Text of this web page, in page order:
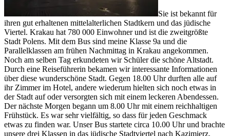
Sie ist bekannt für
ihren gut erhaltenen mittelalterlichen Stadtkern und das jüdische
Viertel. Krakau hat 780 000 Einwohner und ist die zweitgrößte
Stadt Polens. Mit dem Bus sind meine Klasse 9a und die
Parallelklassen am frühen Nachmittag in Krakau angekommen.
Noch am selben Tag erkundeten wir Schüler die schöne Altstadt.
Durch eine Reiseführerin bekamen wir interessante Informationen
über diese wunderschöne Stadt. Gegen 18.00 Uhr durften alle auf
ihr Zimmer im Hotel, andere wiederum hielten sich noch etwas in
der Stadt auf oder versorgten sich mit einem leckeren Abendessen.
Der nächste Morgen begann um 8.00 Uhr mit einem reichhaltigen
Frühstück. Es war sehr vielfältig, so dass für jeden Geschmack
etwas zu finden war. Unser Bus startete circa 10.00 Uhr und brachte
unsere drei Klassen in das jüdische Stadtviertel nach Kazimierz.